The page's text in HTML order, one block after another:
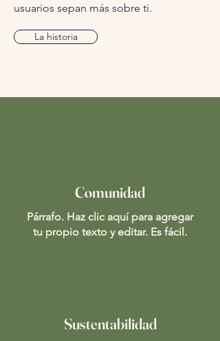
usuarios sepan más sobre ti.
La historia
Comunidad
Párrafo. Haz clic aquí para agregar
tu propio texto y editar. Es fácil.
Sustentabilidad